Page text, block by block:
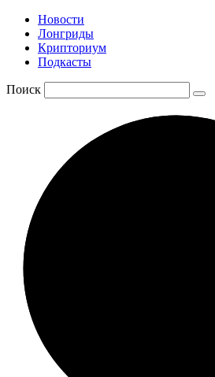
Новости
Лонгриды
Крипториум
Подкасты
Поиск